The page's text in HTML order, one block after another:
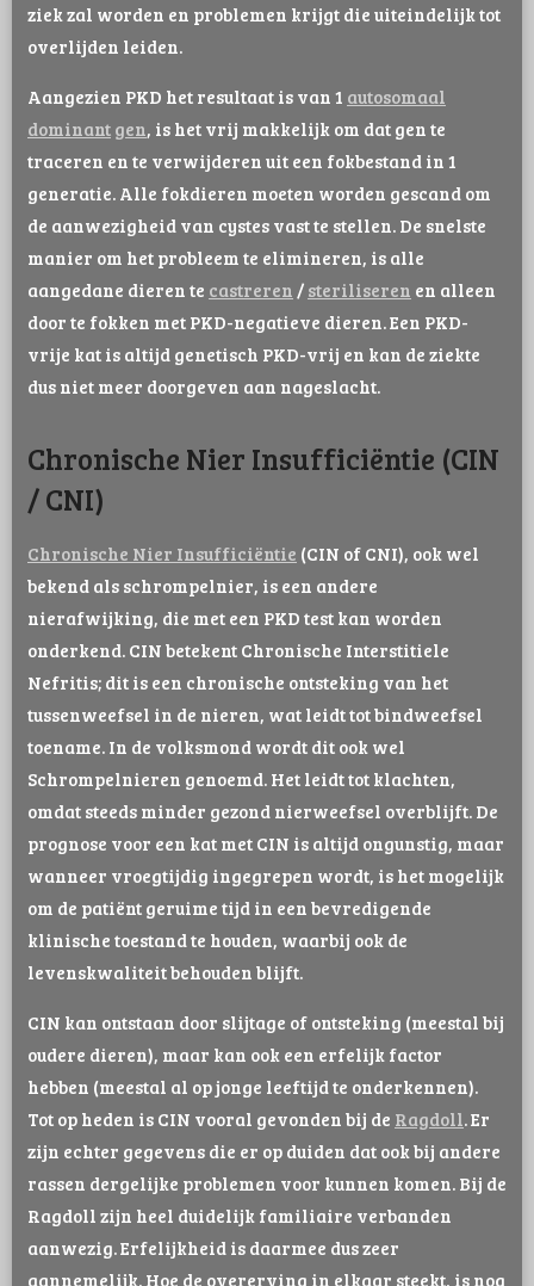
ziek zal worden en problemen krijgt die uiteindelijk tot
overlijden leiden.
Aangezien PKD het resultaat is van 1 autosomaal
dominant gen, is het vrij makkelijk om dat gen te
traceren en te verwijderen uit een fokbestand in 1
generatie. Alle fokdieren moeten worden gescand om
de aanwezigheid van cystes vast te stellen. De snelste
manier om het probleem te elimineren, is alle
aangedane dieren te castreren / steriliseren en alleen
door te fokken met PKD-negatieve dieren. Een PKD-
vrije kat is altijd genetisch PKD-vrij en kan de ziekte
dus niet meer doorgeven aan nageslacht.
Chronische Nier Insufficiëntie (CIN
/ CNI)
Chronische Nier Insufficiëntie (CIN of CNI), ook wel
bekend als schrompelnier, is een andere
nierafwijking, die met een PKD test kan worden
onderkend. CIN betekent Chronische Interstitiele
Nefritis; dit is een chronische ontsteking van het
tussenweefsel in de nieren, wat leidt tot bindweefsel
toename. In de volksmond wordt dit ook wel
Schrompelnieren genoemd. Het leidt tot klachten,
omdat steeds minder gezond nierweefsel overblijft. De
prognose voor een kat met CIN is altijd ongunstig, maar
wanneer vroegtijdig ingegrepen wordt, is het mogelijk
om de patiënt geruime tijd in een bevredigende
klinische toestand te houden, waarbij ook de
levenskwaliteit behouden blijft.
CIN kan ontstaan door slijtage of ontsteking (meestal bij
oudere dieren), maar kan ook een erfelijk factor
hebben (meestal al op jonge leeftijd te onderkennen).
Tot op heden is CIN vooral gevonden bij de Ragdoll. Er
zijn echter gegevens die er op duiden dat ook bij andere
rassen dergelijke problemen voor kunnen komen. Bij de
Ragdoll zijn heel duidelijk familiaire verbanden
aanwezig. Erfelijkheid is daarmee dus zeer
aannemelijk. Hoe de overerving in elkaar steekt, is nog